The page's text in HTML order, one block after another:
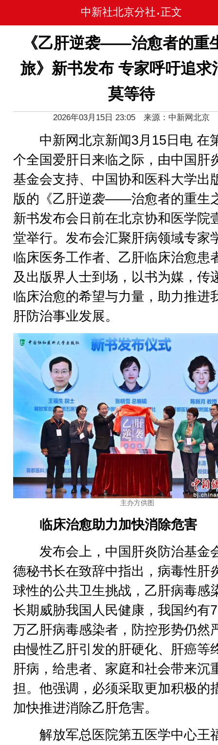
中新社北京分社 • 正文
《乙肝逆袭——治愈者的重
旅》新书发布 专家呼吁追求
莫等待
2026年03月15日 23:05 来源：中新网北京
中新网北京新闻3月15日电 在
个全国爱肝日来临之际，由中国肝
基金会支持、中国协和医科大学出
版的《乙肝逆袭——治愈者的重生
新书发布会日前在北京协和医学院
堂举行。发布会汇聚肝病领域专家
临床医务工作者、乙肝临床治愈患
及出版界人士到场，以书为媒，传
临床治愈的希望与力量，助力推进
肝防治事业发展。
主办方供图
临床治愈助力加快消除危害
发布会上，中国肝炎防治基金
德秘书长在致辞中指出，病毒性肝
球性的公共卫生挑战，乙肝病毒感
长期威胁我国人民健康，我国约有
万乙肝病毒感染者，防控形势仍然
由慢性乙肝引发的肝硬化、肝癌等
肝病，给患者、家庭和社会带来沉
担。他强调，必须采取更加积极的
加快推进消除乙肝危害。
解放军总医院第五医学中心王